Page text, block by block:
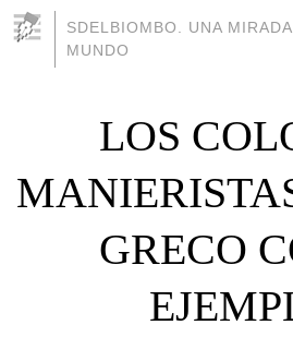
SDELBIOMBO. UNA
MUNDO
LOS
GRECO